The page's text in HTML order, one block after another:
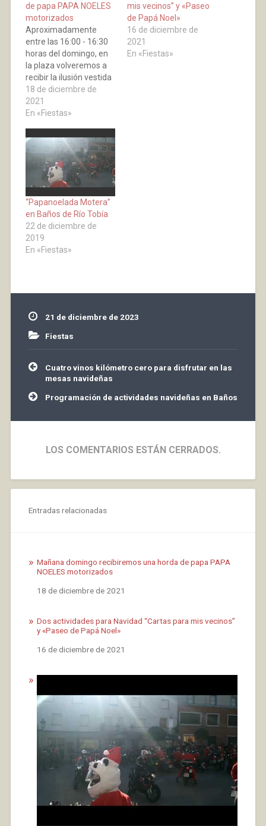
de papa PAPA NOELES
motorizados
Aproximadamente
entre las 16:00 - 16:30
horas del domingo, en
la plaza volveremos a
recibir la ilusión vestida
de Papá Noel
motorizado para
disfrute de niños y no
18 de diciembre de
2021
En «Fiestas»
mis vecinos” y «Paseo
de Papá Noel»
16 de diciembre de
2021
En «Fiestas»
“Papanoelada Motera”
en Baños de Río Tobía
22 de diciembre de
2019
En «Fiestas»
21 de diciembre de 2023
Fiestas
Navegación
de
entradas
Cuatro vinos kilómetro cero para disfrutar en las
mesas navideñas
Programación de actividades navideñas en Baños
LOS COMENTARIOS ESTÁN CERRADOS.
Entradas relacionadas
Mañana domingo recibiremos una horda de papa PAPA
NOELES motorizados
Fecha
18 de diciembre de 2021
Dos actividades para Navidad “Cartas para mis vecinos”
y «Paseo de Papá Noel»
Fecha
16 de diciembre de 2021